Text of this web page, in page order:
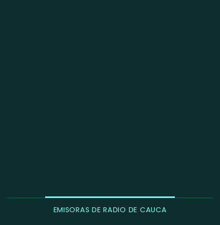
EMISORAS DE RADIO DE CAUCA